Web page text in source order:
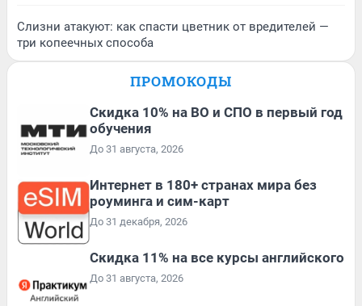
Слизни атакуют: как спасти цветник от вредителей —
три копеечных способа
ПРОМОКОДЫ
Скидка 10% на ВО и СПО в первый год
обучения
До 31 августа, 2026
Интернет в 180+ странах мира без
роуминга и сим-карт
До 31 декабря, 2026
Скидка 11% на все курсы английского
До 31 августа, 2026